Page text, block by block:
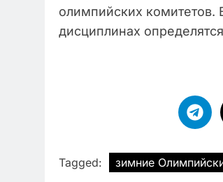
олимпийских комитетов.
дисциплинах
Tagged: зимние